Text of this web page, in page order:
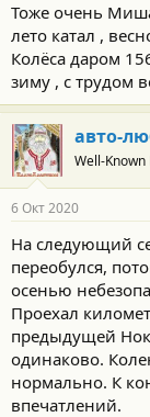
Тоже очень
лето катал ,
Колёса даром
зиму , с трудом
авто-
Well-
6 Окт 2020
На следующий
переобулся,
осенью
Проехал
предыдущей
одинаково.
нормально. К
впечатлений.